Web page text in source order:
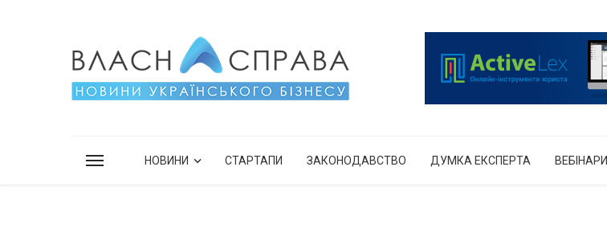
НОВИНИ СТАРТАПИ ЗАКОНОДАВСТВО ДУМКА ЕКСПЕРТА ВЕБІНАРИ